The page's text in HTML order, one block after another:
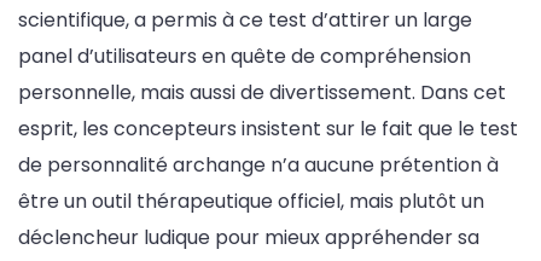
scientifique, a permis à ce test d’attirer un large
panel d’utilisateurs en quête de compréhension
personnelle, mais aussi de divertissement. Dans cet
esprit, les concepteurs insistent sur le fait que le test
de personnalité archange n’a aucune prétention à
être un outil thérapeutique officiel, mais plutôt un
déclencheur ludique pour mieux appréhender sa